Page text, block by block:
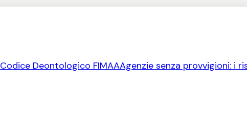
Codice Deontologico FIMAAAgenzie senza provvigioni: i